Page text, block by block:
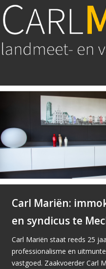
Carl Mariën:
en syndicus te
Carl Mariën staat reeds 25
professionalisme en
vastgoed. Zaakvoerder Carl